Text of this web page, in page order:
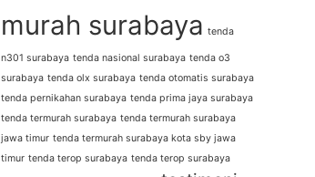
murah surabaya tenda
n301 surabaya tenda nasional surabaya tenda o3
surabaya tenda olx surabaya tenda otomatis surabaya
tenda pernikahan surabaya tenda prima jaya surabaya
tenda termurah surabaya tenda termurah surabaya
jawa timur tenda termurah surabaya kota sby jawa
timur tenda terop surabaya tenda terop surabaya